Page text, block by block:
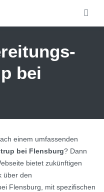
bei
einem umfassenden
bei Flensburg? Dann
bietet zukünftigen
über den
Flensburg, mit spezifischen